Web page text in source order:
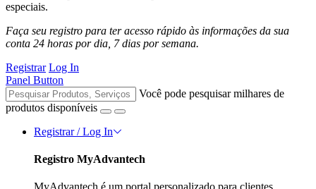
especiais.
Faça seu registro para ter acesso rápido às informações da sua
conta 24 horas por dia, 7 dias por semana.
Registrar Log In
Panel Button
Você pode pesquisar milhares de
produtos disponíveis
Registrar / Log In
Registro MyAdvantech